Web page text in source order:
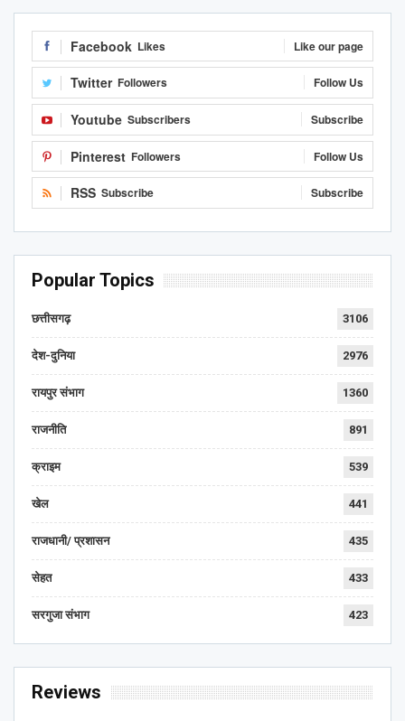
Facebook Likes Like our page
Twitter Followers Follow Us
Youtube Subscribers Subscribe
Pinterest Followers Follow Us
RSS Subscribe Subscribe
Popular Topics
छत्तीसगढ़ 3106
देश-दुनिया 2976
रायपुर संभाग 1360
राजनीति 891
क्राइम 539
खेल 441
राजधानी/ प्रशासन 435
सेहत 433
सरगुजा संभाग 423
Reviews